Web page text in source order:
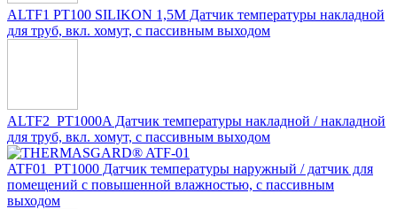
ALTF1 PT100 SILIKON 1,5M Датчик температуры накладной
для труб, вкл. хомут, с пассивным выходом
ALTF2_PT1000A Датчик температуры накладной / накладной
для труб, вкл. хомут, с пассивным выходом
ATF01_PT1000 Датчик температуры наружный / датчик для
помещений с повышенной влажностью, с пассивным
выходом